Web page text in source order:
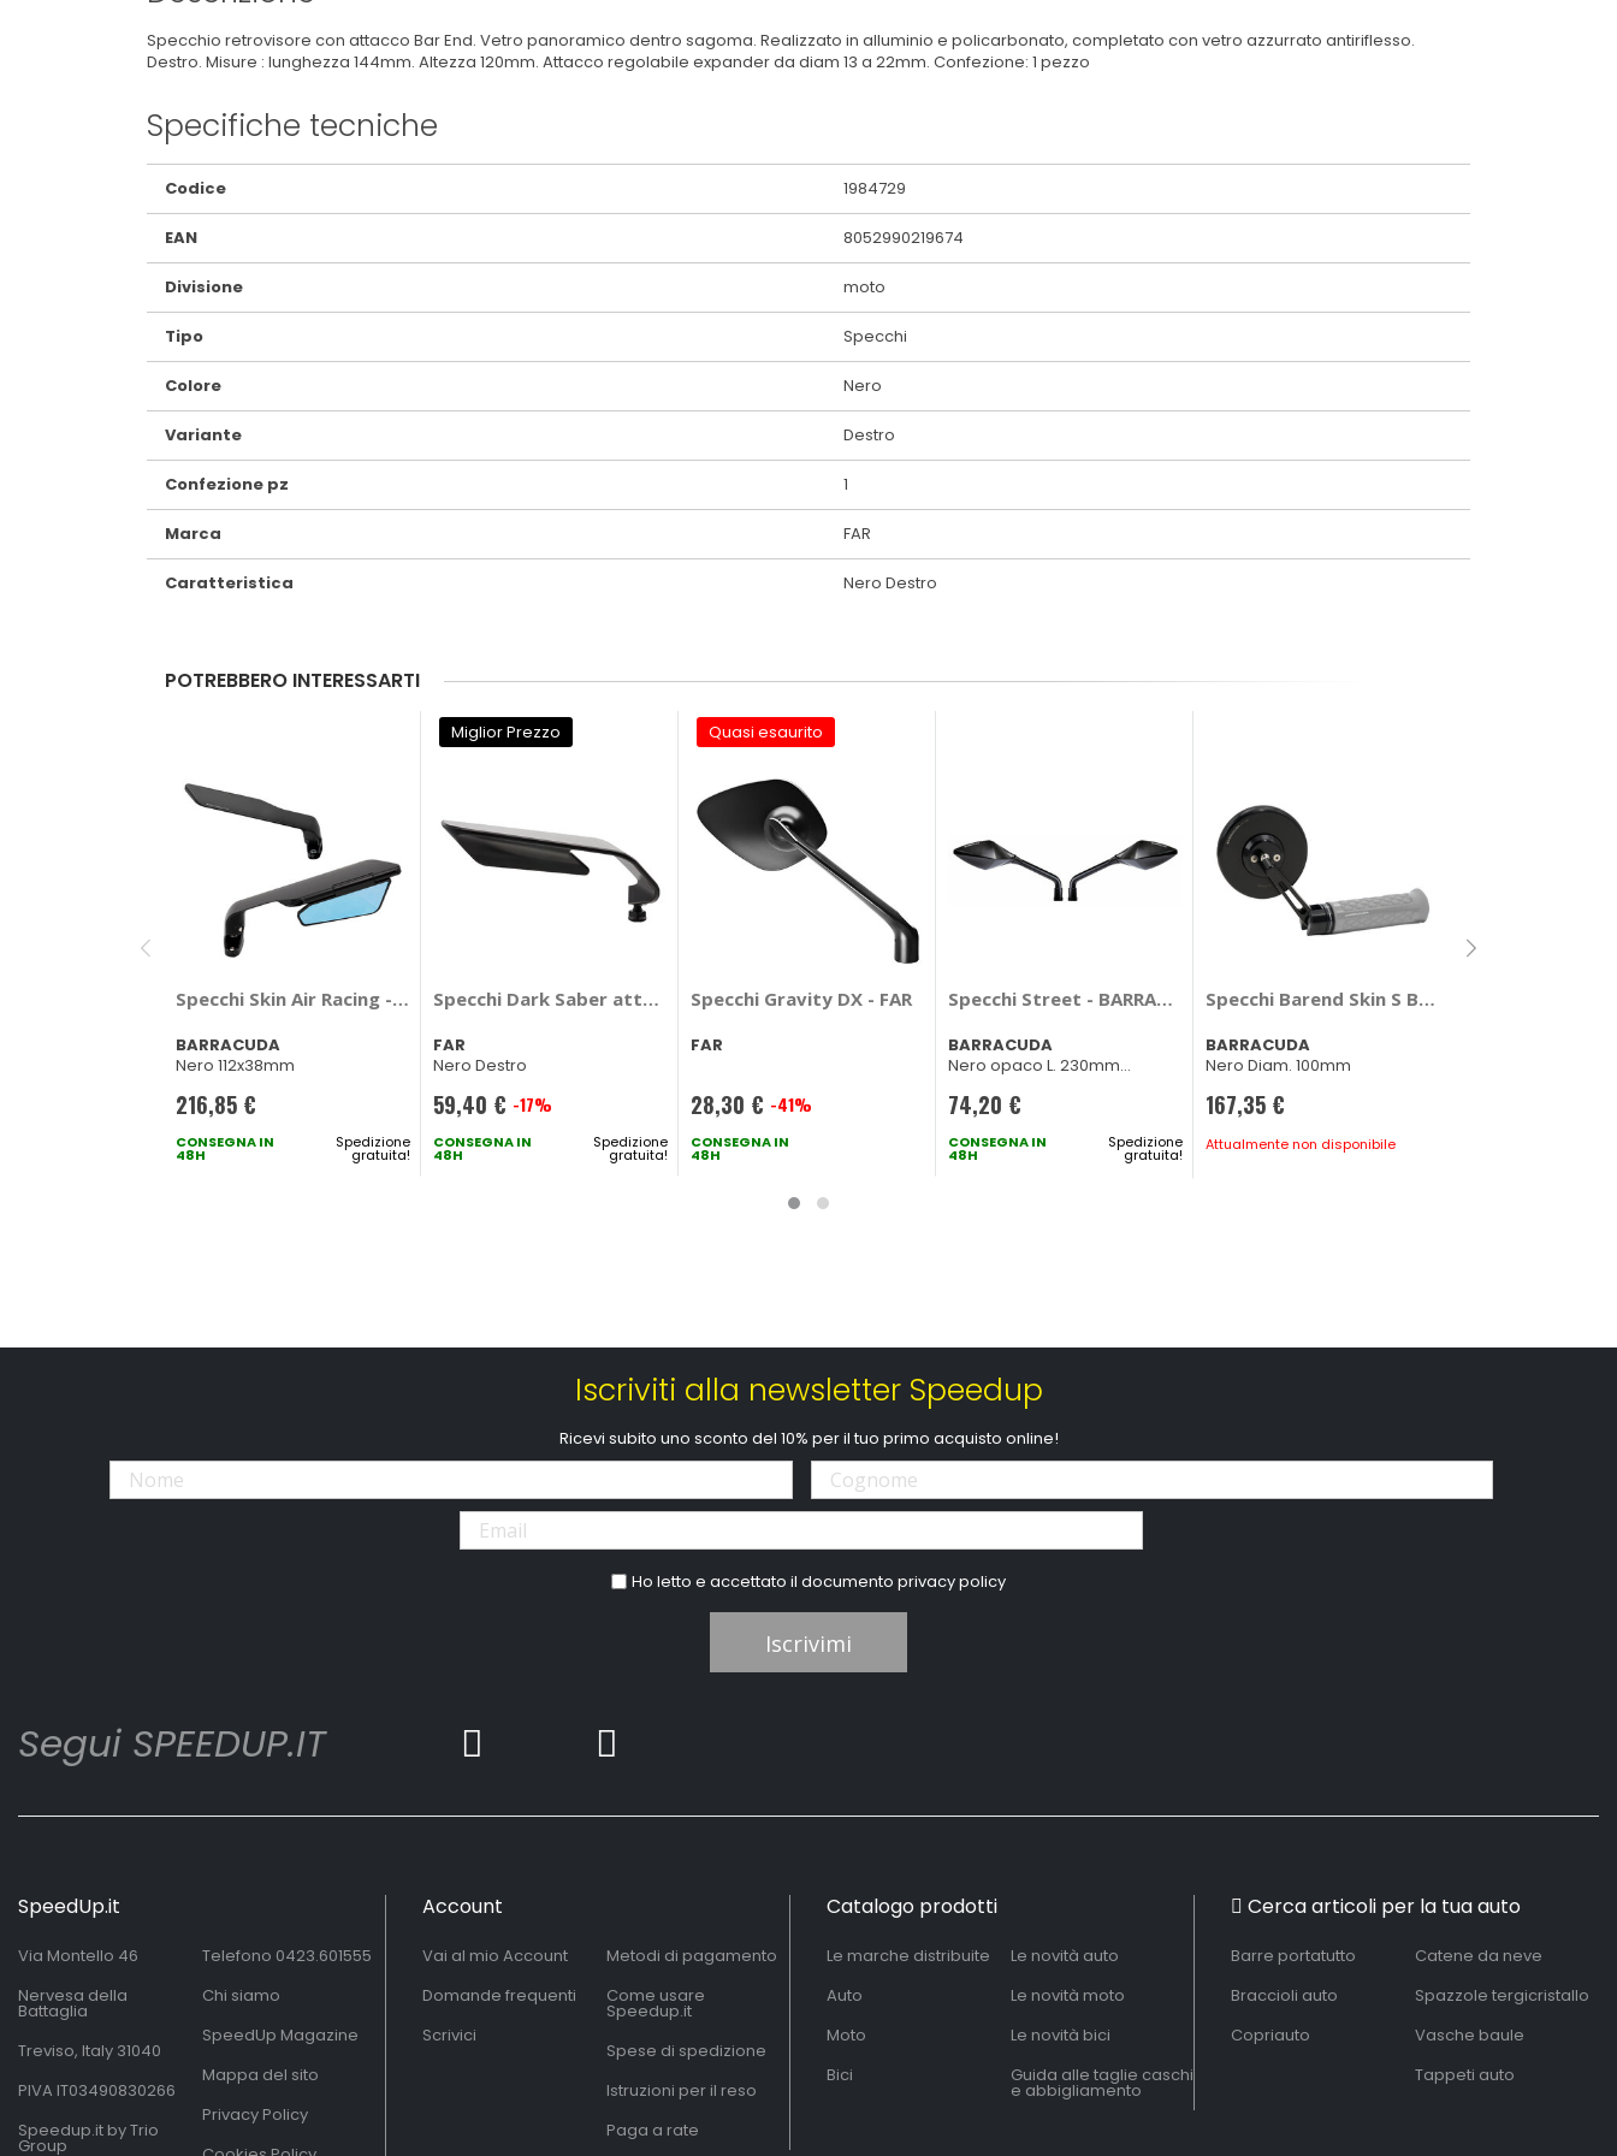
Specchio retrovisore con attacco Bar End. Vetro panoramico dentro sagoma. Realizzato in alluminio e policarbonato, completato con vetro azzurrato antiriflesso.
Destro. Misure : lunghezza 144mm. Altezza 120mm. Attacco regolabile expander da diam 13 a 22mm. Confezione: 1 pezzo
Specifiche tecniche
Maggiori
Informazioni
Codice 1984729
EAN 8052990219674
Divisione moto
Tipo Specchi
Colore Nero
Variante Destro
Confezione pz 1
Marca FAR
Caratteristica Nero Destro
POTREBBERO INTERESSARTI
Specchi Skin Air Racing - BARRACUDA
BARRACUDA
Nero 112x38mm
216,85 €
CONSEGNA IN
48H
Spedizione
gratuita!
Miglior Prezzo
Specchi Dark Saber attacco a manubrio - FAR
FAR
Nero Destro
Prezzo
speciale
59,40 € -17%
CONSEGNA IN
48H
Spedizione
gratuita!
Quasi esaurito
Specchi Gravity DX - FAR
FAR
Prezzo
speciale
28,30 € -41%
CONSEGNA IN
48H
Specchi Street - BARRACUDA
BARRACUDA
Nero opaco L. 230mm
74,20 €
CONSEGNA IN
48H
Spedizione
gratuita!
Specchi Barend Skin S B-Lux - BARRACUDA
BARRACUDA
Nero Diam. 100mm
167,35 €
Attualmente non disponibile
Iscriviti alla newsletter Speedup
Ricevi subito uno sconto del 10% per il tuo primo acquisto online!
Ho letto e accettato il documentoprivacy policy
Iscrivimi
Segui SPEEDUP.IT
SpeedUp.it
Via Montello 46
Nervesa della
Battaglia
Treviso, Italy 31040
PIVA IT03490830266
Speedup.it by Trio
Group
Telefono 0423.601555
Chi siamo
SpeedUp Magazine
Mappa del sito
Privacy Policy
Account
Vai al mio Account
Domande frequenti
Scrivici
Metodi di pagamento
Come usare
Speedup.it
Spese di spedizione
Istruzioni per il reso
Paga a rate
Catalogo prodotti
Le marche distribuite
Auto
Moto
Bici
Le novità auto
Le novità moto
Le novità bici
Guida alle taglie caschi
e abbigliamento
Cerca articoli per la tua auto
Barre portatutto
Braccioli auto
Copriauto
Catene da neve
Spazzole tergicristallo
Vasche baule
Tappeti auto